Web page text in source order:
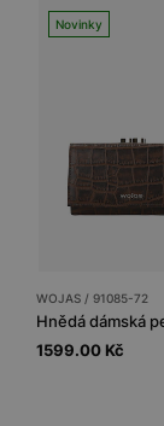
Novinky
WOJAS / 91085-72
1599.00 Kč